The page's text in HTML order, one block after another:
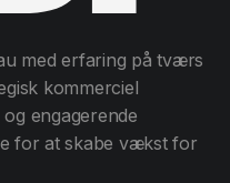
med erfaring på tværs
kommerciel
engagerende
for at skabe vækst for